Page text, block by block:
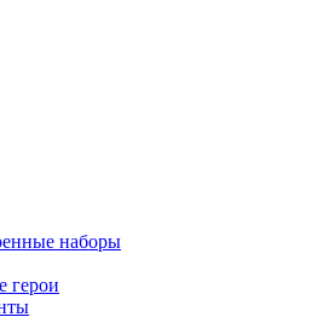
наборы
герои